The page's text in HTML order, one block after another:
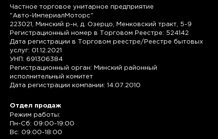
Частное торговое унитарное предприятие
"Авто-ИмпериалМоторс"
223021, Минский р-н, д. Озерцо, Менковский тракт, 5-9
Регистрационный номер в Торговом Реестре: 524142
Дата регистрации в Торговом реестре/Реестре бытовых
услуг: 01.12.2021
УНП: 691306384
Регистрационный орган: Минский районный
исполнительный комитет
Дата регистрации компании: 14.07.2010
Отдел продаж
Режим работы:
Пн-Сб: 09:00-19:00
Вс: 09:00-18:00